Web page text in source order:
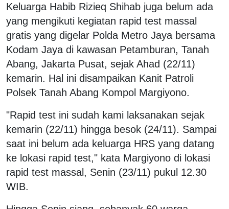
Keluarga Habib Rizieq Shihab juga belum ada
yang mengikuti kegiatan rapid test massal
gratis yang digelar Polda Metro Jaya bersama
Kodam Jaya di kawasan Petamburan, Tanah
Abang, Jakarta Pusat, sejak Ahad (22/11)
kemarin. Hal ini disampaikan Kanit Patroli
Polsek Tanah Abang Kompol Margiyono.
"Rapid test ini sudah kami laksanakan sejak
kemarin (22/11) hingga besok (24/11). Sampai
saat ini belum ada keluarga HRS yang datang
ke lokasi rapid test," kata Margiyono di lokasi
rapid test massal, Senin (23/11) pukul 12.30
WIB.